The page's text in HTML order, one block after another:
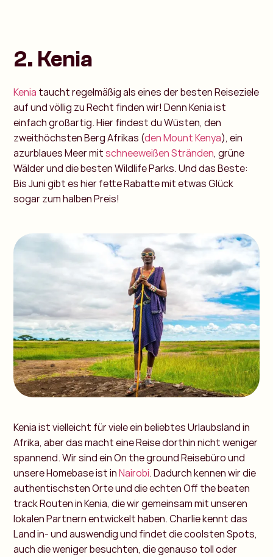
2. Kenia
Kenia taucht regelmäßig als eines der besten Reiseziele
auf und völlig zu Recht finden wir! Denn Kenia ist
einfach großartig. Hier findest du Wüsten, den
zweithöchsten Berg Afrikas (den Mount Kenya), ein
azurblaues Meer mitschneeweißen Stränden, grüne
Wälder und die besten Wildlife Parks. Und das Beste:
Bis Juni gibt es hier fette Rabatte mit etwas Glück
sogar zum halben Preis!
Kenia ist vielleicht für viele ein beliebtes Urlaubsland in
Afrika, aber das macht eine Reise dorthin nicht weniger
spannend. Wir sind ein On the ground Reisebüro und
unsere Homebase ist inNairobi. Dadurch kennen wir die
authentischsten Orte und die echten Off the beaten
track Routen in Kenia, die wir gemeinsam mit unseren
lokalen Partnern entwickelt haben. Charlie kennt das
Land in- und auswendig und findet die coolsten Spots,
auch die weniger besuchten, die genauso toll oder